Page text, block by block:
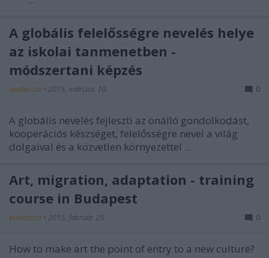
A globális felelősségre nevelés helye
az iskolai tanmenetben -
módszertani képzés
evatessza • 2015. március 10. 0
A globális nevelés fejleszti az önálló gondolkodást,
kooperációs készséget, felelősségre nevel a világ
dolgaival és a közvetlen környezettel ...
Art, migration, adaptation - training
course in Budapest
evatessza • 2015. február 25. 0
How to make art the point of entry to a new culture?